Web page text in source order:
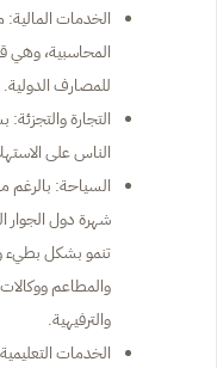
الخدمات
المحاسبية، وهي
للمصارف الدولية.
التجارة
الناس على
السياحة:
شهرة دول الجوار
تنمو بشكل بطيء
والمطاعم
والترفيهية.
الخدمات